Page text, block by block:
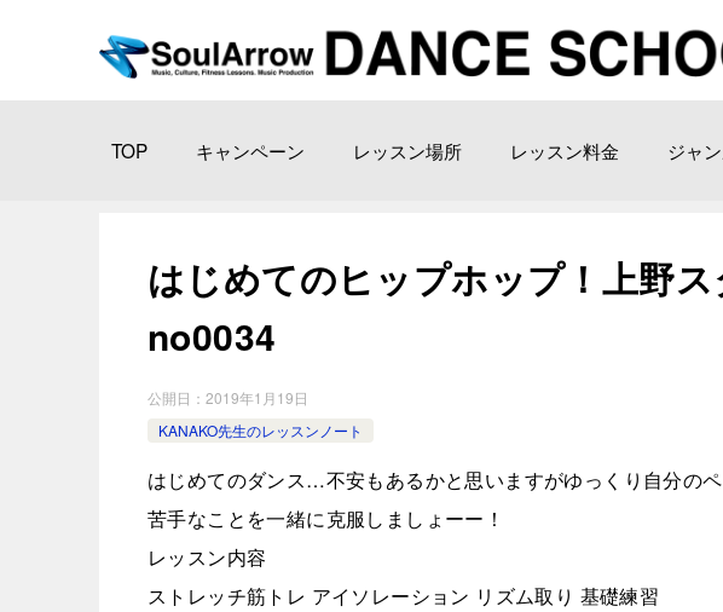
TOP キャンペーン レッスン場所 レッスン料金 ジャ
はじめてのヒップホップ！上野
no0034
公開日： 2019年1月19日
KANAKO先生のレッスンノート
はじめてのダンス…不安もあるかと思いますがゆっくり自分の
苦手なことを一緒に克服しましょーー！
レッスン内容
ストレッチ筋トレ アイソレーション リズム取り 基礎練習